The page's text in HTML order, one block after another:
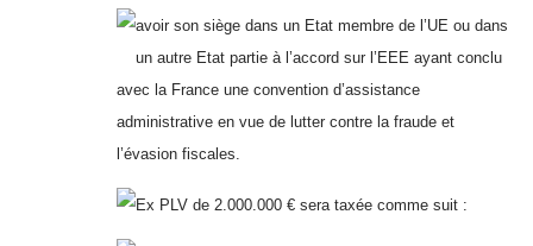
avoir son siège dans un Etat membre de l’UE ou dans
un autre Etat partie à l’accord sur l’EEE ayant conclu
avec la France une convention d’assistance
administrative en vue de lutter contre la fraude et
l’évasion fiscales.
Ex PLV de 2.000.000 € sera taxée comme suit :